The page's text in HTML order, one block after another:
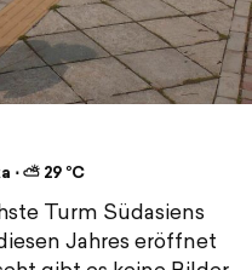
⋅ ⛅ 29 °C
Turm Südasiens
Jahres eröffnet